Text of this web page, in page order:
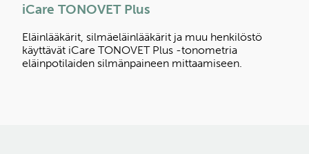
iCare TONOVET Plus
Eläinlääkärit, silmäeläinlääkärit ja muu henkilöstö
käyttävät iCare TONOVET Plus -tonometria
eläinpotilaiden silmänpaineen mittaamiseen.